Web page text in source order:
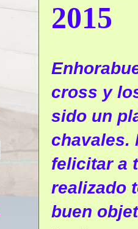
2015
cross y
sido un
chavales.
felicitar a
realizado
buen